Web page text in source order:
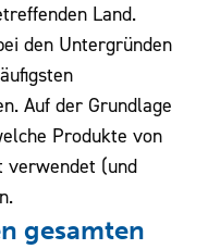
Land.
den Untergründen
Auf der Grundlage
Produkte von
verwendet (und
gesamten